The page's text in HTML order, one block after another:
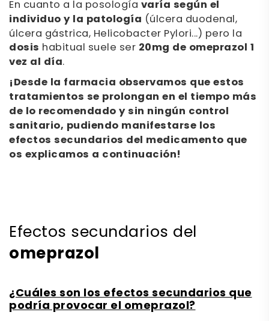
En cuanto a la posología varía según el
individuo y la patología (úlcera duodenal,
úlcera gástrica, Helicobacter Pylori...) pero la
dosis habitual suele ser 20mg de omeprazol 1
vez al día.
¡Desde la farmacia observamos que estos
tratamientos se prolongan en el tiempo más
de lo recomendado y sin ningún control
sanitario, pudiendo manifestarse los
efectos secundarios del medicamento que
os explicamos a continuación!
Efectos secundarios del
omeprazol
¿Cuáles son los efectos secundarios que
podría provocar el omeprazol?